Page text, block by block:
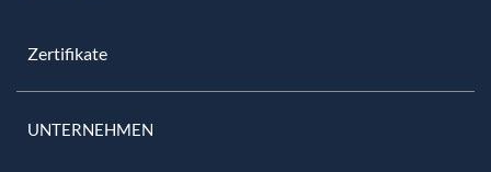
Zertifikate
UNTERNEHMEN